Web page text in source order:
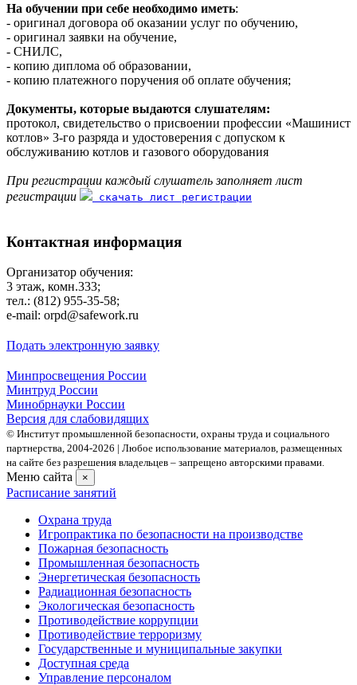
На обучении при себе необходимо иметь:
- оригинал договора об оказании услуг по обучению,
- оригинал заявки на обучение,
- СНИЛС,
- копию диплома об образовании,
- копию платежного поручения об оплате обучения;
Документы, которые выдаются слушателям:
протокол, свидетельство о присвоении профессии «Машинист
котлов» 3-го разряда и удостоверения с допуском к
обслуживанию котлов и газового оборудования
При регистрации каждый слушатель заполняет лист
регистрации
скачать лист регистрации
Контактная информация
Организатор обучения:
3 этаж, комн.333;
тел.: (812) 955-35-58;
e-mail: orpd@safework.ru
Подать электронную заявку
Минпросвещения России
Минтруд России
Минобрнауки России
Версия для слабовидящих
© Институт промышленной безопасности, охраны труда и социального
партнерства, 2004- 2026 | Любое использование материалов, размещенных
на сайте без разрешения владельцев – запрещено авторскими правами.
Меню сайта ×
Расписание занятий
Охрана труда
Игропрактика по безопасности на производстве
Пожарная безопасность
Промышленная безопасность
Энергетическая безопасность
Радиационная безопасность
Экологическая безопасность
Противодействие коррупции
Противодействие терроризму
Государственные и муниципальные закупки
Доступная среда
Управление персоналом